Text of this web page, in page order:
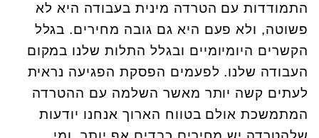
התמודדות עם הטרדה מינית בעבודה היא לא
פשוטה, ולא פעם היא גם גובה מחירים. בגלל
הקשרים היומיומיים ובגלל התלות שלנו במקום
העבודה שלנו. לפעמים הפסקת הפגיעה נראית
לעתים קשה יותר מאשר השלמה עם ההטרדה
המתמשכת אולם בטווח הארוך אנחנו יודעות